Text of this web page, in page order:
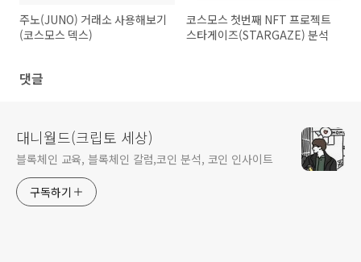
주노(JUNO) 거래소 사용해보기
(코스모스 덱스)
코스모스 첫번째 NFT 프로젝트
스타게이즈(STARGAZE) 분석
댓글
대니월드(크립토 세상)
블록체인 교육, 블록체인 칼럼,코인 분석, 코인 인사이트
구독하기